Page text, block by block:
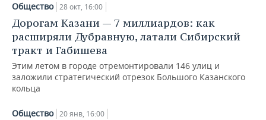
Общество 28 окт, 16:00
Дорогам Казани — 7 миллиардов: как
расширяли Дубравную, латали Сибирский
тракт и Габишева
Этим летом в городе отремонтировали 146 улиц и
заложили стратегический отрезок Большого Казанского
кольца
Общество 20 янв, 16:00